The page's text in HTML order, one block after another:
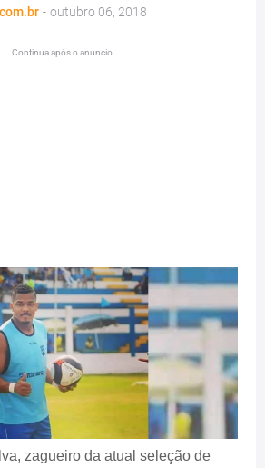
- outubro 06, 2018
Continua após o anuncio
zagueiro da atual seleção de